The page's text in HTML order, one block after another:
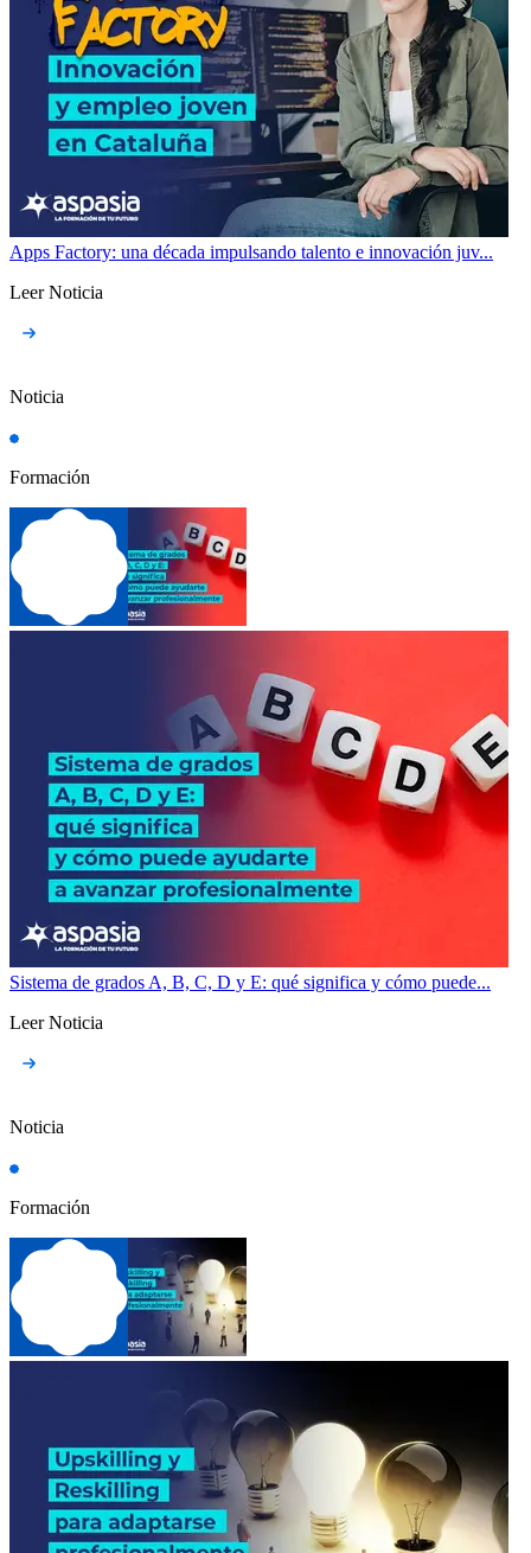
Apps Factory: una década impulsando talento e innovación juv...
Leer Noticia
Noticia
Formación
Sistema de grados A, B, C, D y E: qué significa y cómo puede...
Leer Noticia
Noticia
Formación